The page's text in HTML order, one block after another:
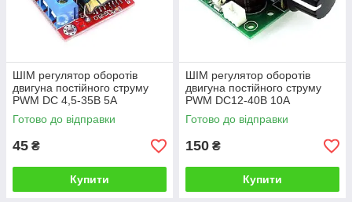
ШІМ регулятор оборотів
двигуна постійного струму
PWM DC 4,5-35В 5А
Готово до відправки
45 ₴
Купити
ШІМ регулятор оборотів
двигуна постійного струму
PWM DC12-40В 10А
Готово до відправки
150 ₴
Купити